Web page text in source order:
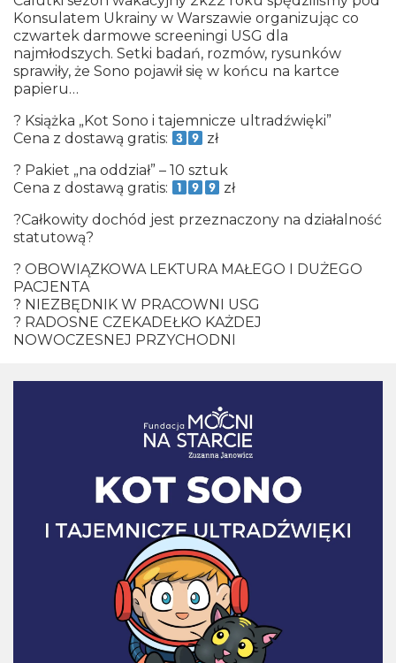
Konsulatem Ukrainy w Warszawie organizując co
czwartek darmowe screeningi USG dla
najmłodszych. Setki badań, rozmów, rysunków
sprawiły, że Sono pojawił się w końcu na kartce
papieru…
? Książka „Kot Sono i tajemnicze ultradźwięki”
Cena z dostawą gratis:
zł
? Pakiet „na oddział” – 10 sztuk
Cena z dostawą gratis:
zł
?Całkowity dochód jest przeznaczony na działalność
statutową?
? OBOWIĄZKOWA LEKTURA MAŁEGO I DUŻEGO
PACJENTA
? NIEZBĘDNIK W PRACOWNI USG
? RADOSNE CZEKADEŁKO KAŻDEJ
NOWOCZESNEJ PRZYCHODNI